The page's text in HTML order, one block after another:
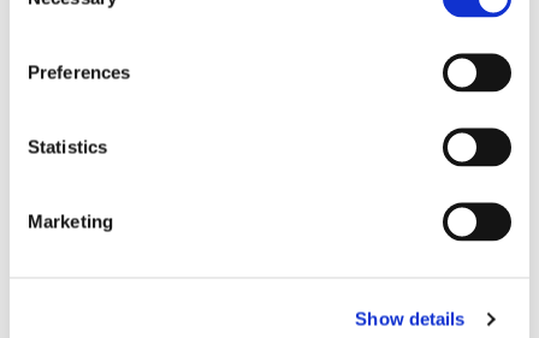
Preferences
Statistics
Marketing
Show details
4 MINUTERS LÄSNING
Många undrar om de ska välja ett elavtal med fast eller
skillnaden på avtalen.